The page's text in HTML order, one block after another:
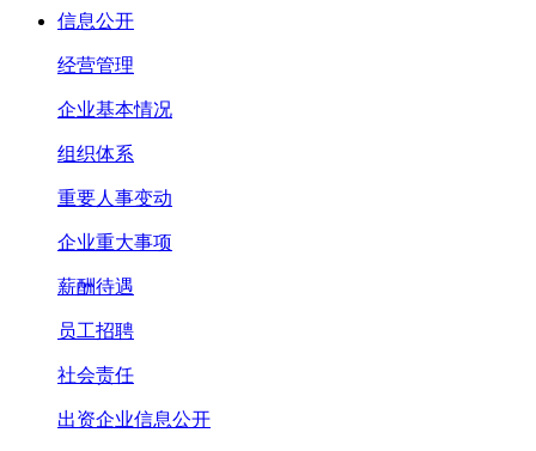
信息公开
经营管理
企业基本情况
组织体系
重要人事变动
企业重大事项
薪酬待遇
员工招聘
社会责任
出资企业信息公开